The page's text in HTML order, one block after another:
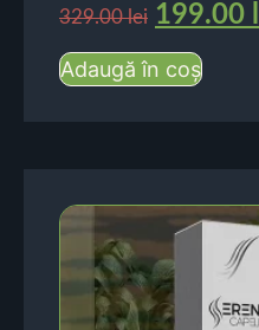
329.00lei 199.00
Adaugă în coș